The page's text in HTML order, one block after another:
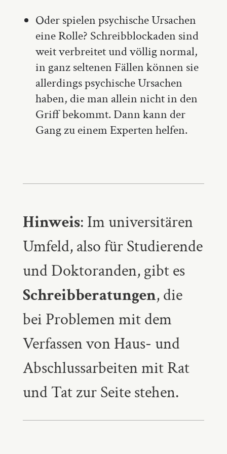
Oder spielen psychische Ursachen
eine Rolle? Schreibblockaden sind
weit verbreitet und völlig normal,
in ganz seltenen Fällen können sie
allerdings psychische Ursachen
haben, die man allein nicht in den
Griff bekommt. Dann kann der
Gang zu einem Experten helfen.
Hinweis: Im universitären
Umfeld, also für Studierende
und Doktoranden, gibt es
Schreibberatungen, die
bei Problemen mit dem
Verfassen von Haus- und
Abschlussarbeiten mit Rat
und Tat zur Seite stehen.